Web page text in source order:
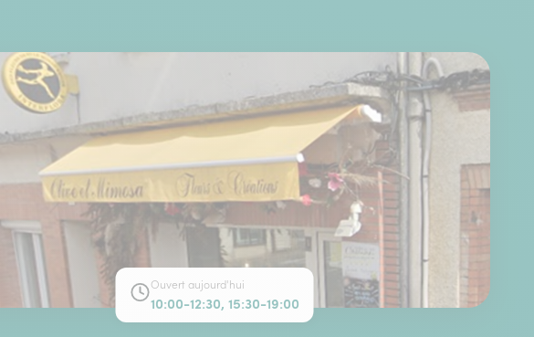
Ouvert aujourd'hui
10:00-12:30, 15:30-19:00